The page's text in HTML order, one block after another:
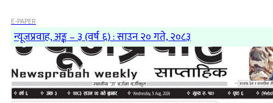
E-PAPER
न्यूजप्रवाह, अङ्क – ३ (वर्ष ६) : साउन २० गते, २०८३